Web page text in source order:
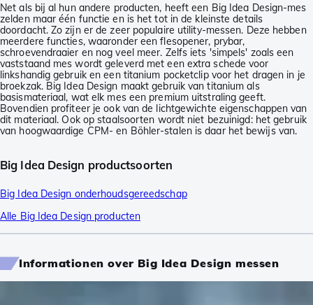
Net als bij al hun andere producten, heeft een Big Idea Design-mes
zelden maar één functie en is het tot in de kleinste details
doordacht. Zo zijn er de zeer populaire utility-messen. Deze hebben
meerdere functies, waaronder een flesopener, prybar,
schroevendraaier en nog veel meer. Zelfs iets 'simpels' zoals een
vaststaand mes wordt geleverd met een extra schede voor
linkshandig gebruik en een titanium pocketclip voor het dragen in je
broekzak. Big Idea Design maakt gebruik van titanium als
basismateriaal, wat elk mes een premium uitstraling geeft.
Bovendien profiteer je ook van de lichtgewichte eigenschappen van
dit materiaal. Ook op staalsoorten wordt niet bezuinigd: het gebruik
van hoogwaardige CPM- en Böhler-stalen is daar het bewijs van.
Big Idea Design productsoorten
Big Idea Design onderhoudsgereedschap
Alle Big Idea Design producten
Informationen over Big Idea Design messen